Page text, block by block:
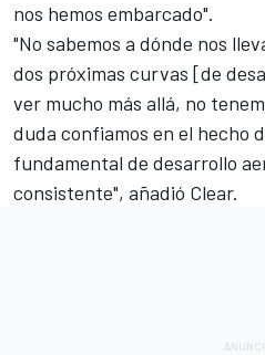
nos hemos embarcado".
"No sabemos a dónde nos
dos próximas curvas [de
ver mucho más allá, no
duda confiamos en el hecho
fundamental de desarrollo
consistente", añadió Clear.